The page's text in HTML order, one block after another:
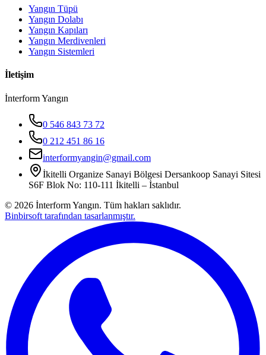
Yangın Tüpü
Yangın Dolabı
Yangın Kapıları
Yangın Merdivenleri
Yangın Sistemleri
İletişim
İnterform Yangın
0 546 843 73 72
0 212 451 86 16
interformyangin@gmail.com
İkitelli Organize Sanayi Bölgesi Dersankoop Sanayi Sitesi
S6F Blok No: 110-111 İkitelli – İstanbul
© 2026 İnterform Yangın. Tüm hakları saklıdır.
Binbirsoft tarafından tasarlanmıştır.